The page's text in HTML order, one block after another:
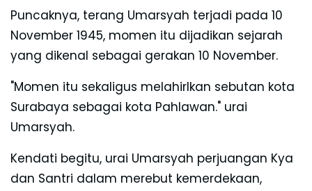
Puncaknya, terang Umarsyah terjadi pada 10
November 1945, momen itu dijadikan sejarah
yang dikenal sebagai gerakan 10 November.
"Momen itu sekaligus melahirlkan sebutan kota
Surabaya sebagai kota Pahlawan." urai
Umarsyah.
Kendati begitu, urai Umarsyah perjuangan Kya
dan Santri dalam merebut kemerdekaan,